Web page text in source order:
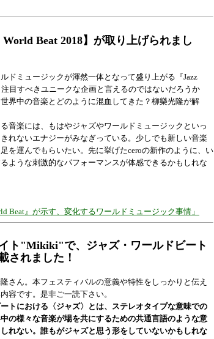
Beat 2018】が取り上げられまし
ドミュージックが渾然一体となって盛り上がる『Jazz
注目すべきユニークな企画と言えるのではないだろうか
世界中の音楽とどのように混血してきた？柳樂光隆が解
音楽には、もはやジャズやワールドミュージックといっ
れないエナジーがみなぎっている。少しでも新しい音楽
を運んでもらいたい。先に挙げたceroの新作のように、い
ような刺激的なパフォーマンスが体感できるかもしれな
Beat』が示す、変化するワールドミュージック事情」
ト"Mikiki"で、ジャズ・ワールドビート
されました！
さん。本フェスティバルの意義や特性をしっかりと伝え
容です。是非ご一読下さい。
ートにおける〈ジャズ〉とは、ステレオタイプな意味での
の様々な音楽が場を共にするための共通言語のような意
れない。誰もがジャズと思う形をしていないかもしれな